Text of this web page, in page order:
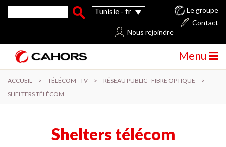
Aller au contenu principal
Formulaire de recherche
Rechercher
Tunisie - fr
Le groupe
Contact
Nous rejoindre
Menu
ACCUEIL > TÉLÉCOM - TV > RÉSEAU PUBLIC - FIBRE OPTIQUE
>
SHELTERS TÉLÉCOM
Shelters télécom